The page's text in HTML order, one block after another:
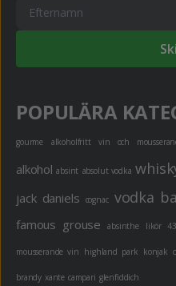
POPULÄRA
gourme alkoholfritt vin och
alkohol absint absolut vodka
jack daniels cognac vodka
famous grouse absinthe likör 43
mousserande vin highland park konjak
brandy xante campari glenfiddich